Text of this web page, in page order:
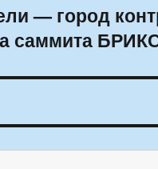
— город
саммита